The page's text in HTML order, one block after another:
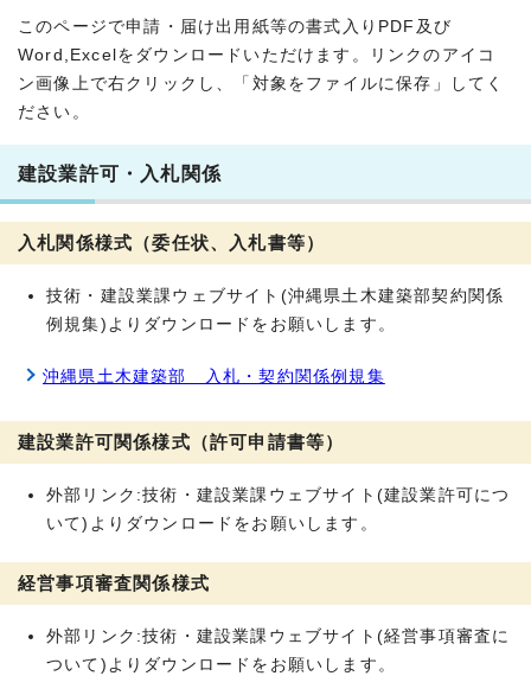
このページで申請・届け出用紙等の書式入りPDF及び
Word,Excelをダウンロードいただけます。リンクのアイコ
ン画像上で右クリックし、「対象をファイルに保存」してく
ださい。
建設業許可・入札関係
入札関係様式（委任状、入札書等）
技術・建設業課ウェブサイト(沖縄県土木建築部契約関係
例規集)よりダウンロードをお願いします。
沖縄県土木建築部 入札・契約関係例規集
建設業許可関係様式（許可申請書等）
外部リンク:技術・建設業課ウェブサイト(建設業許可につ
いて)よりダウンロードをお願いします。
経営事項審査関係様式
外部リンク:技術・建設業課ウェブサイト(経営事項審査に
ついて)よりダウンロードをお願いします。